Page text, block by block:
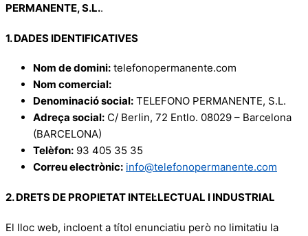
PERMANENTE, S.L..
1. DADES IDENTIFICATIVES
Nom de domini: telefonopermanente.com
Nom comercial:
Denominació social: TELEFONO PERMANENTE, S.L.
Adreça social: C/ Berlin, 72 Entlo. 08029 – Barcelona
(BARCELONA)
Telèfon: 93 405 35 35
Correu electrònic: info@telefonopermanente.com
2. DRETS DE PROPIETAT INTEL·LECTUAL I INDUSTRIAL
El lloc web, incloent a títol enunciatiu però no limitatiu la